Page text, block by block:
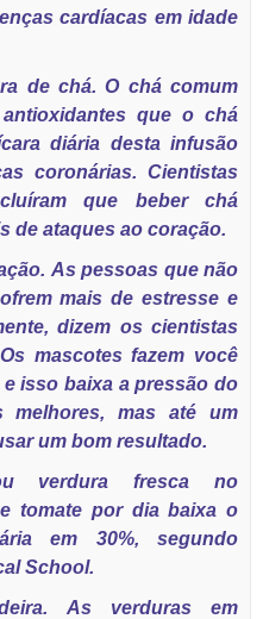
cardíacas em idade
de chá. O chá comum
que o chá
diária desta infusão
coronárias. Cientistas
que beber chá
de ataques ao coração.
As pessoas que não
mais de estresse e
dizem os cientistas
mascotes fazem você
isso baixa a pressão do
melhores, mas até um
um bom resultado.
verdura fresca no
tomate por dia baixa o
em 30%, segundo
School.
As verduras em